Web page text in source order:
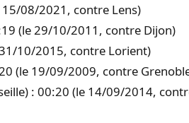
15/08/2021, contre Lens)
(le 29/10/2011, contre Dijon)
10/2015, contre Lorient)
(le 19/09/2009, contre
: 00:20 (le 14/09/2014,